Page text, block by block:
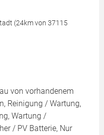
(24km von 37115
von vorhandenem
Reinigung / Wartung,
Wartung /
/ PV Batterie, Nur